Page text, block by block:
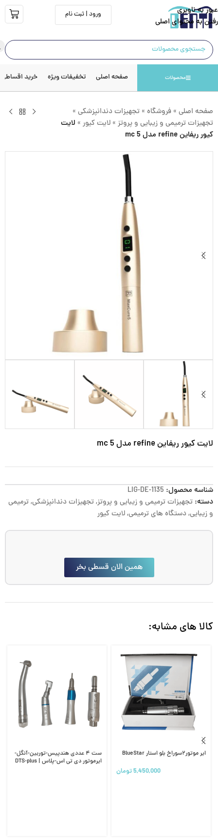
عبور به ناوبری
رفتن به محتوای اصلی
ورود | ثبت نام
محصولات صفحه اصلی تخفیفات ویژه خرید اقساطی
صفحه اصلی » فروشگاه » تجهیزات دندانپزشکی »
تجهیزات ترمیمی و زیبایی و پروتز » لایت کیور » لایت
کیور ریفاین refine مدل mc 5
لایت کیور ریفاین refine مدل mc 5
شناسه محصول: LIG-DE-1135
دسته: تجهیزات ترمیمی و زیبایی و پروتز,تجهیزات دندانپزشکی,ترمیمی
و زیبایی,دستگاه های ترمیمی,لایت کیور
همین الان قسطی بخر
کالا های مشابه:
ایر موتور۲سوراخ بلو استار BlueStar
5,450,000تومان
ست ۴ عددی هندپیس-توربین-آنگل-
ایرموتور دی تی اس-پلاس | DTS-plus